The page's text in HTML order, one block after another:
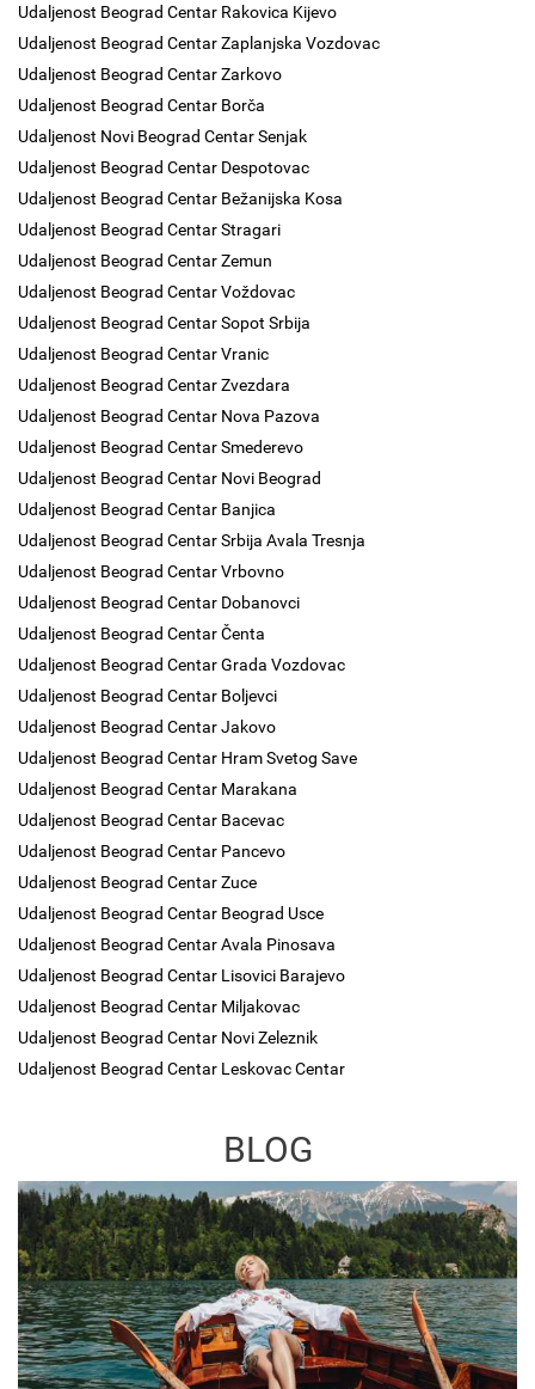
Udaljenost Beograd Centar Rakovica Kijevo
Udaljenost Beograd Centar Zaplanjska Vozdovac
Udaljenost Beograd Centar Zarkovo
Udaljenost Beograd Centar Borča
Udaljenost Novi Beograd Centar Senjak
Udaljenost Beograd Centar Despotovac
Udaljenost Beograd Centar Bežanijska Kosa
Udaljenost Beograd Centar Stragari
Udaljenost Beograd Centar Zemun
Udaljenost Beograd Centar Voždovac
Udaljenost Beograd Centar Sopot Srbija
Udaljenost Beograd Centar Vranic
Udaljenost Beograd Centar Zvezdara
Udaljenost Beograd Centar Nova Pazova
Udaljenost Beograd Centar Smederevo
Udaljenost Beograd Centar Novi Beograd
Udaljenost Beograd Centar Banjica
Udaljenost Beograd Centar Srbija Avala Tresnja
Udaljenost Beograd Centar Vrbovno
Udaljenost Beograd Centar Dobanovci
Udaljenost Beograd Centar Čenta
Udaljenost Beograd Centar Grada Vozdovac
Udaljenost Beograd Centar Boljevci
Udaljenost Beograd Centar Jakovo
Udaljenost Beograd Centar Hram Svetog Save
Udaljenost Beograd Centar Marakana
Udaljenost Beograd Centar Bacevac
Udaljenost Beograd Centar Pancevo
Udaljenost Beograd Centar Zuce
Udaljenost Beograd Centar Beograd Usce
Udaljenost Beograd Centar Avala Pinosava
Udaljenost Beograd Centar Lisovici Barajevo
Udaljenost Beograd Centar Miljakovac
Udaljenost Beograd Centar Novi Zeleznik
Udaljenost Beograd Centar Leskovac Centar
BLOG